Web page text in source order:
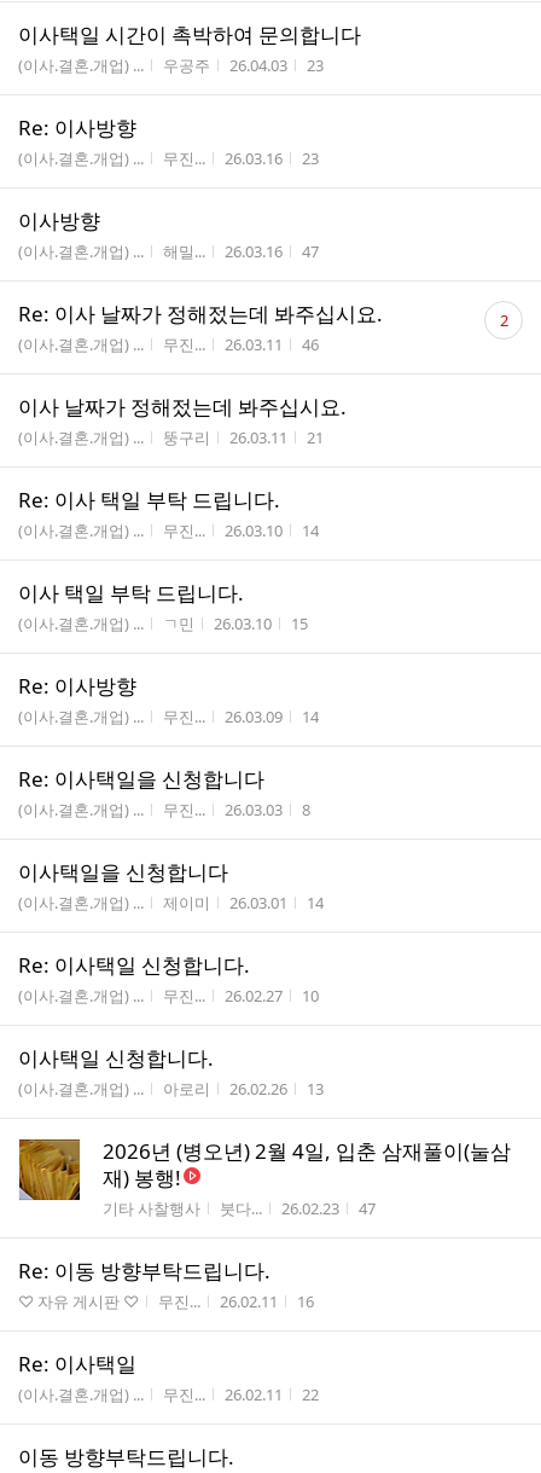
이사택일 시간이 촉박하여 문의합니다
게시판명
(이사.결혼.개업) ... 작성자
우공주 작성시간
26.04.03 조회수
23
Re: 이사방향
게시판명
(이사.결혼.개업) ... 작성자
무진... 작성시간
26.03.16 조회수
23
이사방향
게시판명
(이사.결혼.개업) ... 작성자
해밀... 작성시간
26.03.16 조회수
47
Re: 이사 날짜가 정해젔는데 봐주십시요.
게시판명
(이사.결혼.개업) ... 작성자
무진... 작성시간
26.03.11 조회수
46
댓
글 2
이사 날짜가 정해젔는데 봐주십시요.
게시판명
(이사.결혼.개업) ... 작성자
뚱구리 작성시간
26.03.11 조회수
21
Re: 이사 택일 부탁 드립니다.
게시판명
(이사.결혼.개업) ... 작성자
무진... 작성시간
26.03.10 조회수
14
이사 택일 부탁 드립니다.
게시판명
(이사.결혼.개업) ... 작성자
ㄱ민 작성시간
26.03.10 조회수
15
Re: 이사방향
게시판명
(이사.결혼.개업) ... 작성자
무진... 작성시간
26.03.09 조회수
14
Re: 이사택일을 신청합니다
게시판명
(이사.결혼.개업) ... 작성자
무진... 작성시간
26.03.03 조회수
8
이사택일을 신청합니다
게시판명
(이사.결혼.개업) ... 작성자
제이미 작성시간
26.03.01 조회수
14
Re: 이사택일 신청합니다.
게시판명
(이사.결혼.개업) ... 작성자
무진... 작성시간
26.02.27 조회수
10
이사택일 신청합니다.
게시판명
(이사.결혼.개업) ... 작성자
아로리 작성시간
26.02.26 조회수
13
2026년 (병오년) 2월 4일, 입춘 삼재풀이(눌삼
재) 봉행!
게시판명
기타 사찰행사 작성자
붓다... 작성시간
26.02.23 조회수
47
Re: 이동 방향부탁드립니다.
게시판명
♡ 자유 게시판 ♡ 작성자
무진... 작성시간
26.02.11 조회수
16
Re: 이사택일
게시판명
(이사.결혼.개업) ... 작성자
무진... 작성시간
26.02.11 조회수
22
이동 방향부탁드립니다.